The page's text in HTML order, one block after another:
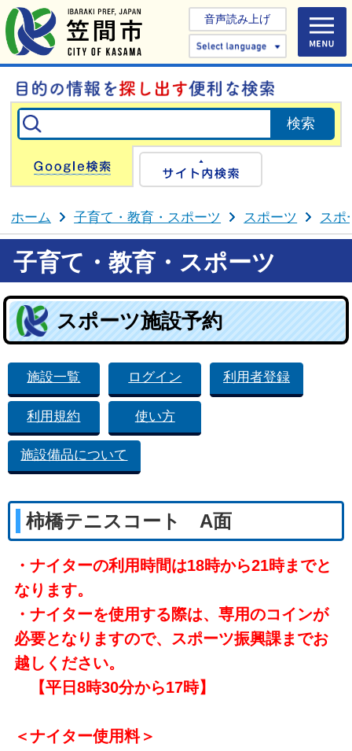
音声読み上げ
Select
Google検索
ホーム 子育て・教育・スポーツ スポーツ スポ
子育て・教育・スポーツ
スポーツ施設予約
施設一覧 ログイン 利用者登録
利用規約 使い方
施設備品について
柿橋テニスコート A面
・ナイターの利用時間は18時から21時までと
なります。
・ナイターを使用する際は、専用のコインが
必要となりますので、スポーツ振興課までお
越しください。
【平日8時30分から17時】
＜ナイター使用料＞